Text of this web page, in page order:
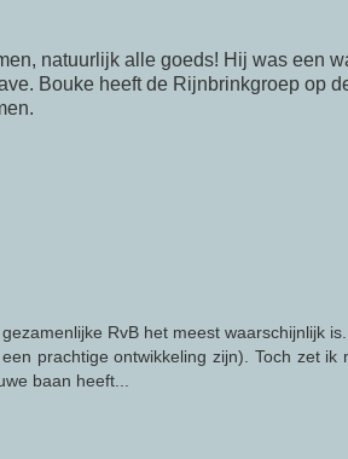
natuurlijk alle goeds! Hij was een
Bouke heeft de Rijnbrinkgroep op
RvB het meest waarschijnlijk
prachtige ontwikkeling zijn). Toch zet ik
baan heeft...